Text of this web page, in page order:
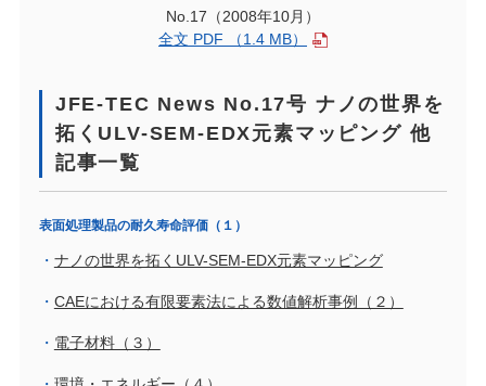
JFE-TEC News No.17号 ナノの世界を
拓くULV-SEM-EDX元素マッピング 他
記事一覧
表面処理製品の耐久寿命評価（１）
ナノの世界を拓くULV-SEM-EDX元素マッピング
CAEにおける有限要素法による数値解析事例（２）
電子材料（３）
No.17（2008年10月）
全文 PDF （1.4 MB）